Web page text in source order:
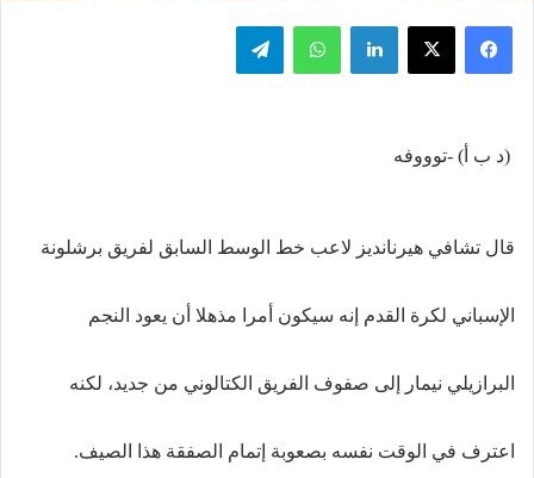
فيسبوك ‫X لينكدإن واتساب تيلقرام
(د ب أ) -توووفه
قال تشافي هيرنانديز لاعب خط الوسط السابق لفريق برشلونة
الإسباني لكرة القدم إنه سيكون أمرا مذهلا أن يعود النجم
البرازيلي نيمار إلى صفوف الفريق الكتالوني من جديد، لكنه
اعترف في الوقت نفسه بصعوبة إتمام الصفقة هذا الصيف.